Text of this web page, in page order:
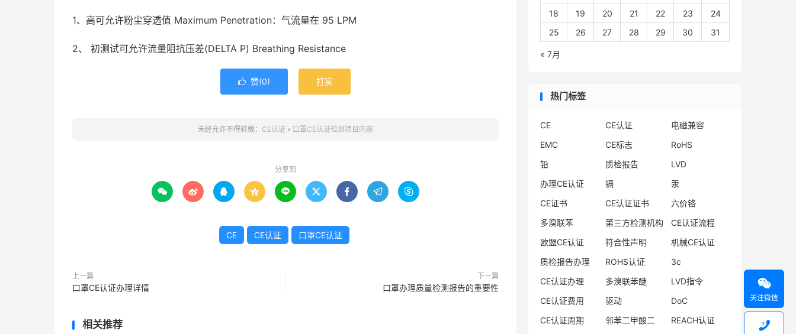
1、高可允许粉尘穿透值 Maximum Penetration：气流量在 95 LPM
2、 初测试可允许流量阻抗压差(DELTA P) Breathing Resistance
 赞(0) 打赏
未经允许不得转载： CE认证 » 口罩CE认证检测项目内容
分享到
        
CE CE认证 口罩CE认证
上一篇
口罩CE认证办理详情
下一篇
口罩办理质量检测报告的重要性
相关推荐
18
19 20 21 22 23
24
25
26 27 28 29 30 31
« 7月
热门标签
CE CE认证
电磁兼容
EMC
CE标志
RoHS
铅
质检报告
LVD
办理CE认证
镉
汞
CE证书
CE认证证书
六价铬
多溴联苯
第三方检测机构
CE认证流程
欧盟CE认证
符合性声明
机械CE认证
质检报告办理
ROHS认证
3c
CE认证办理
多溴联苯醚
LVD指令
CE认证费用
驱动
DoC
CE认证周期
邻苯二甲酸二
REACH认证

关注微信
